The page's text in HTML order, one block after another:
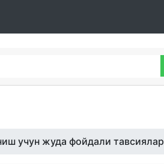
учун жуда фойдали тавсиялар